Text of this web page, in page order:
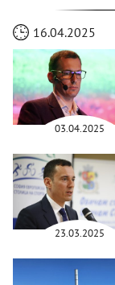
16.04.2025
03.04.2025
23.03.2025